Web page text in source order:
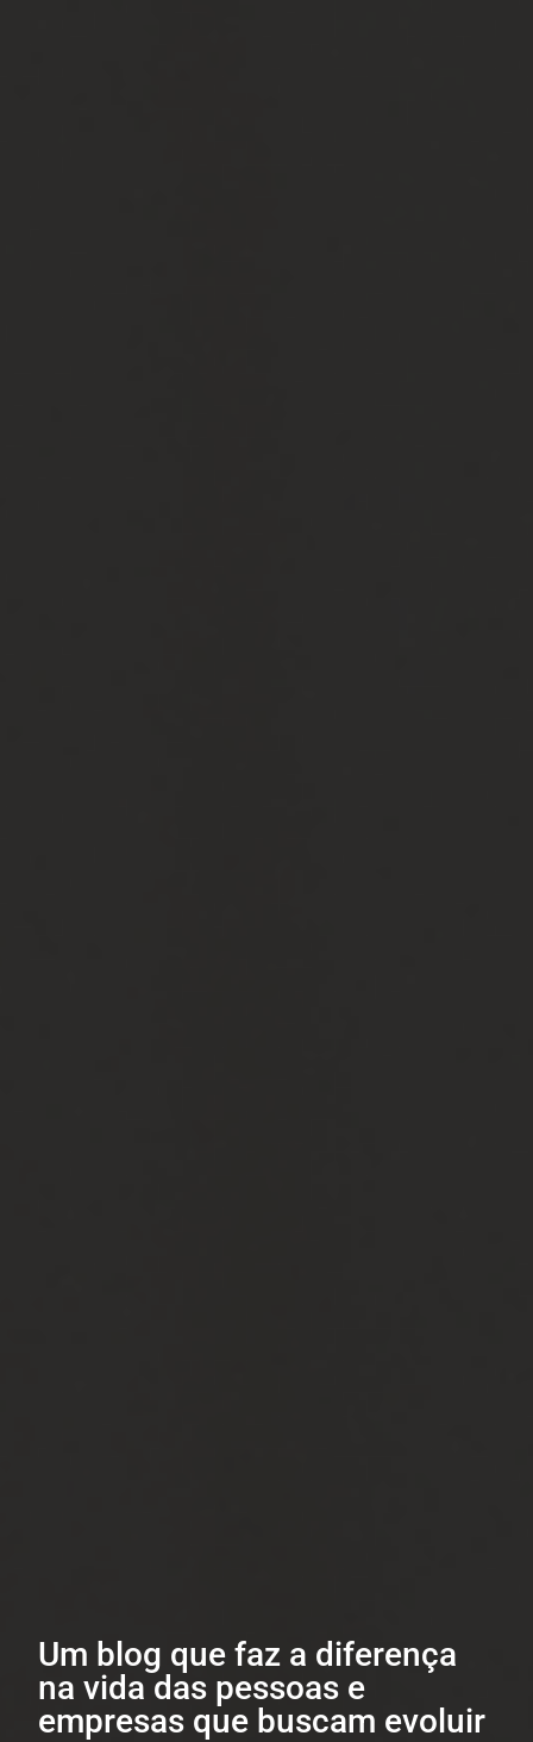
Um blog que faz a diferença
na vida das pessoas e
empresas que buscam evoluir